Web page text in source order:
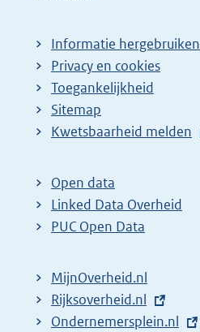
Informatie hergebruiken
Privacy en cookies
Toegankelijkheid
Sitemap
E
t
e
r
l
i
n
Kwetsbaarheid melden
Open data
Linked Data Overheid
PUC Open Data
MijnOverheid.nl
E
x
Rijksoverheid.nl
E
Ondernemersplein.nl